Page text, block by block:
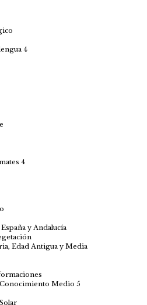
4
4
y Andalucía
Edad Antigua y Media
Medio 5